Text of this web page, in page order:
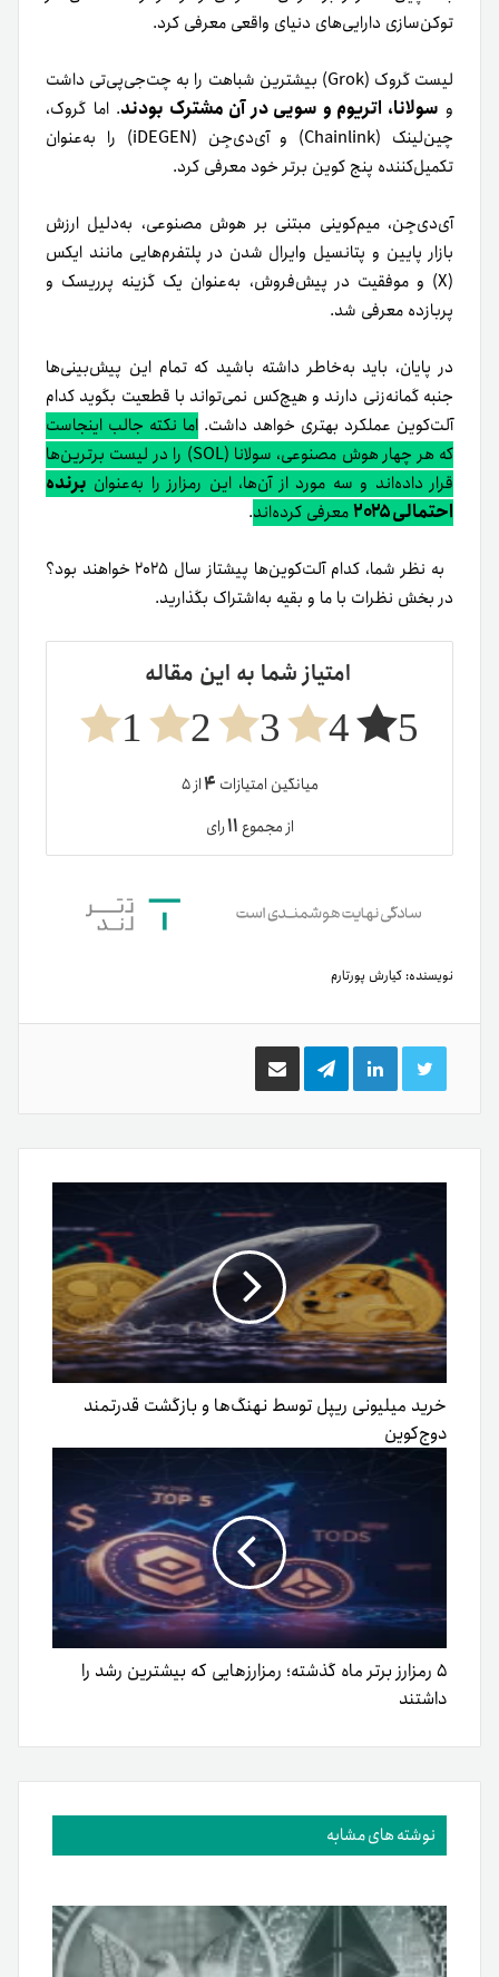
توکن‌سازی دارایی‌های دنیای واقعی معرفی کرد.
لیست گروک (Grok) بیشترین شباهت را به چت‌جی‌پی‌تی داشت
و سولانا، اتریوم و سویی در آن مشترک بودند. اما گروک،
چین‌لینک (Chainlink) و آی‌دی‌جِن (iDEGEN) را به‌عنوان
تکمیل‌کننده پنج کوین برتر خود معرفی کرد.
آی‌دی‌جِن، میم‌کوینی مبتنی بر هوش مصنوعی، به‌دلیل ارزش
بازار پایین و پتانسیل وایرال شدن در پلتفرم‌هایی مانند ایکس
(X) و موفقیت در پیش‌فروش، به‌عنوان یک گزینه پرریسک و
پربازده معرفی شد.
در پایان، باید به‌خاطر داشته باشید که تمام این پیش‌بینی‌ها
جنبه گمانه‌زنی دارند و هیچ‌کس نمی‌تواند با قطعیت بگوید کدام
آلت‌کوین عملکرد بهتری خواهد داشت. اما نکته جالب اینجاست
که هر چهار هوش مصنوعی، سولانا (SOL) را در لیست برترین‌ها
قرار داده‌اند و سه مورد از آن‌ها، این رمزارز را به‌عنوان برنده
احتمالی ۲۰۲۵
معرفی کرده‌اند.
به نظر شما، کدام آلت‌کوین‌ها پیشتاز سال ۲۰۲۵ خواهند بود؟
در بخش نظرات با ما و بقیه به‌اشتراک بگذارید.
امتیاز شما به این مقاله
5
4
3
2
1
میانگین امتیازات ۴از ۵
از مجموع۱۱رای
نویسنده: کیارش پورتارم
توییتر لینکدینتلگرام اشتراک
گذاری
ایمیل
خرید میلیونی ریپل توسط نهنگ‌ها و بازگشت قدرتمند
دوج‌کوین
۵ رمزارز برتر ماه گذشته؛ رمزارزهایی که بیشترین رشد را
داشتند
نوشته های مشابه